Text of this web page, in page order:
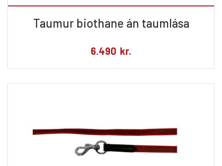
Taumur biothane án taumlása
6.490 kr.